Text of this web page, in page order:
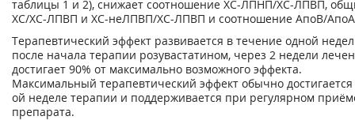
таблицы 1 и 2), снижает соотношение ХС-ЛПНП/ХС-ЛПВП,
ХС/ХС-ЛПВП и ХС-неЛПВП/ХС-ЛПВП и соотношение АпоВ/
Терапевтический эффект развивается в течение одной
после начала терапии розувастатином, через 2 недели
достигает 90% от максимально возможного эффекта.
Максимальный терапевтический эффект обычно достигается
ой неделе терапии и поддерживается при регулярном
препарата.